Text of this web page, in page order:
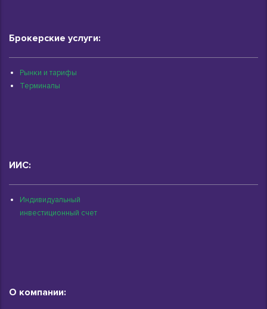
Брокерские услуги:
Рынки и тарифы
Терминалы
ИИС:
Индивидуальный
инвестиционный счет
О компании: